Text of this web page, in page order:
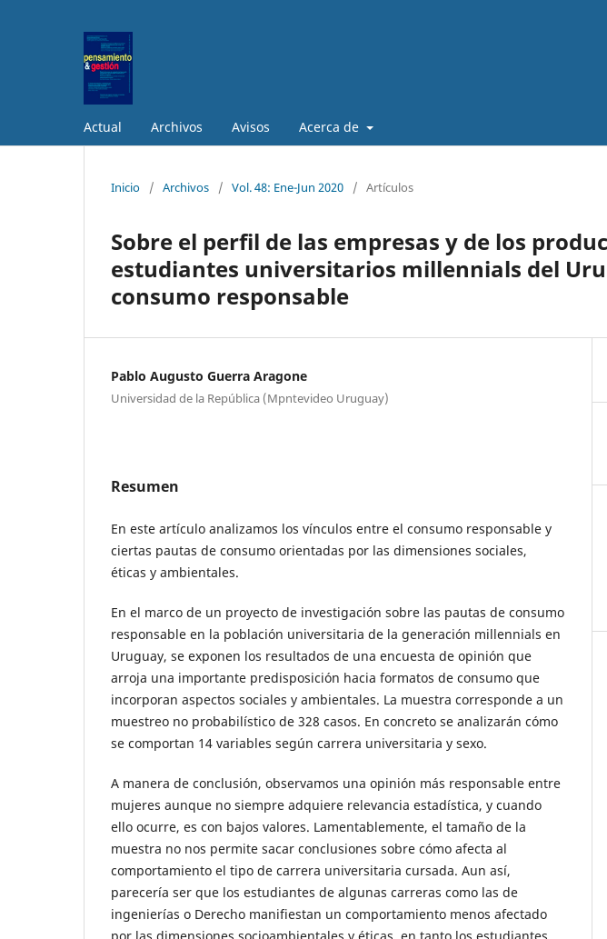
Actual Archivos Avisos Acerca de
Inicio / Archivos / Vol. 48: Ene-Jun 2020 / Artículos
Sobre el perfil de las empresas y de los
estudiantes universitarios millennials del
consumo responsable
Pablo Augusto Guerra Aragone
Universidad de la República (Mpntevideo Uruguay)
Resumen
En este artículo analizamos los vínculos entre el consumo responsable y
ciertas pautas de consumo orientadas por las dimensiones sociales,
éticas y ambientales.
En el marco de un proyecto de investigación sobre las pautas de consumo
responsable en la población universitaria de la generación millennials en
Uruguay, se exponen los resultados de una encuesta de opinión que
arroja una importante predisposición hacia formatos de consumo que
incorporan aspectos sociales y ambientales. La muestra corresponde a un
muestreo no probabilístico de 328 casos. En concreto se analizarán cómo
se comportan 14 variables según carrera universitaria y sexo.
A manera de conclusión, observamos una opinión más responsable entre
mujeres aunque no siempre adquiere relevancia estadística, y cuando
ello ocurre, es con bajos valores. Lamentablemente, el tamaño de la
muestra no nos permite sacar conclusiones sobre cómo afecta al
comportamiento el tipo de carrera universitaria cursada. Aun así,
parecería ser que los estudiantes de algunas carreras como las de
ingenierías o Derecho manifiestan un comportamiento menos afectado